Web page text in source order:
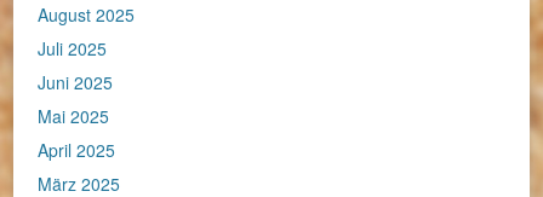
August 2025
Juli 2025
Juni 2025
Mai 2025
April 2025
März 2025